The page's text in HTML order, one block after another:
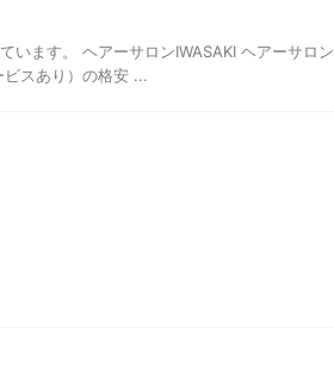
います。 ヘアーサロンIWASAKI ヘアーサロン
スあり）の格安 ...